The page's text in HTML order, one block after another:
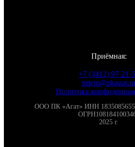
Приёмная:
+7 (3412) 97-21-
priem@pkagat.ru
Политика
ООО ПК «Агат» ИНН
2025 г.